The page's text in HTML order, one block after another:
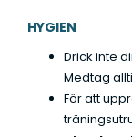
HYGIEN
Drick inte
Medtag
För att